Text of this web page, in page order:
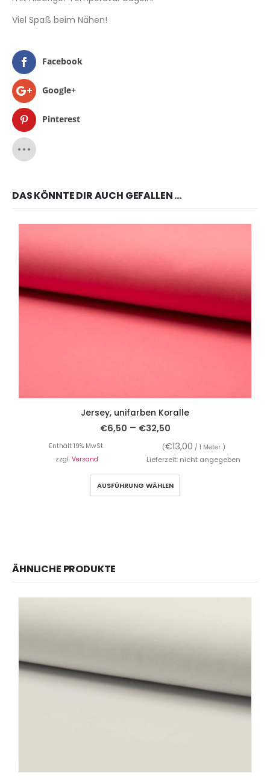
Viel Spaß beim Nähen!
Facebook
Google+
Pinterest
DAS KÖNNTE DIR AUCH GEFALLEN …
Jersey, unifarben Koralle
€6,50 – €32,50
Enthält 19% MwSt. (€13,00 / 1 Meter )
zzgl. Versand Lieferzeit: nicht angegeben
AUSFÜHRUNG WÄHLEN
ÄHNLICHE PRODUKTE